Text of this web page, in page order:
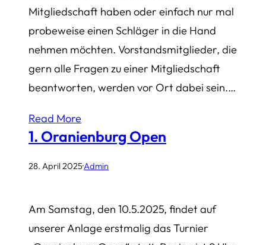
Mitgliedschaft haben oder einfach nur mal
probeweise einen Schläger in die Hand
nehmen möchten. Vorstandsmitglieder, die
gern alle Fragen zu einer Mitgliedschaft
beantworten, werden vor Ort dabei sein.…
Read More
1. Oranienburg Open
28. April 2025·Admin
Am Samstag, den 10.5.2025, findet auf
unserer Anlage erstmalig das Turnier